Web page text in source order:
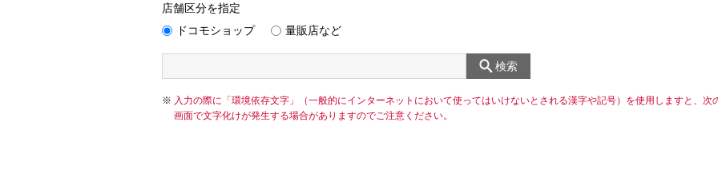
店舗区分を指定
ドコモショップ
量販店など
検索
入力の際に「環境依存文字」（一般的にインターネットにおいて使ってはいけないとされる漢字や記号）を使用しますと、次
画面で文字化けが発生する場合がありますのでご注意ください。